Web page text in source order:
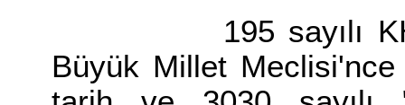
195 sayılı KHK,
Büyük Millet